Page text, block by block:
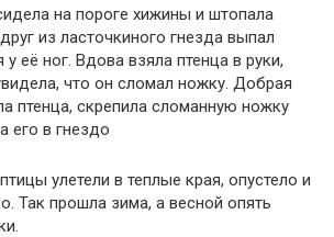
на пороге хижины и штопала
из ласточкиного гнезда выпал
у её ног. Вдова взяла птенца в руки,
что он сломал ножку. Добрая
птенца, скрепила сломанную ножку
его в гнездо
улетели в теплые края, опустело и
Так прошла зима, а весной опять